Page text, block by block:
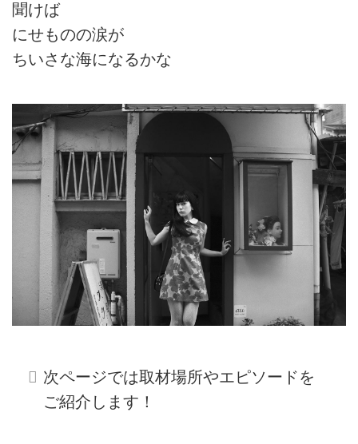
聞けば
にせものの涙が
ちいさな海になるかな
次ページでは取材場所やエピソードを
ご紹介します！